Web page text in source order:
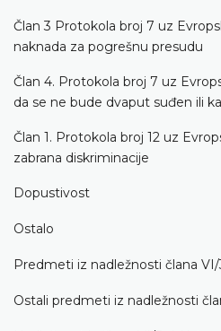
Član 3 Protokola broj 7 uz
naknada za pogrešnu presudu
Član 4. Protokola broj 7 uz
da se ne bude dvaput suđen ili
Član 1. Protokola broj 12 uz
zabrana diskriminacije
Dopustivost
Ostalo
Predmeti iz nadležnosti člana VI/
Ostali predmeti iz nadležnosti